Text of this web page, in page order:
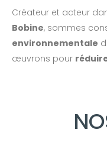
Créateur et acteur
Bobine, sommes
environnementale
œuvrons pour